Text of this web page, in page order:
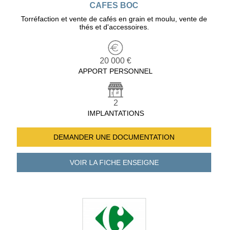
CAFES BOC
Torréfaction et vente de cafés en grain et moulu, vente de
thés et d'accessoires.
20 000 €
APPORT PERSONNEL
2
IMPLANTATIONS
DEMANDER UNE DOCUMENTATION
VOIR LA FICHEENSEIGNE